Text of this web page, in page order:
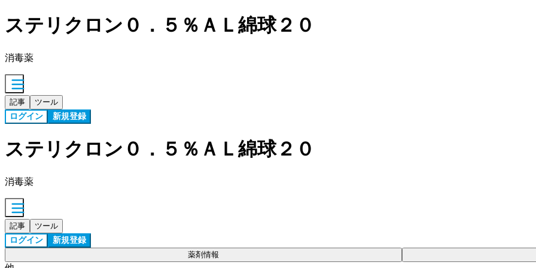
ステリクロン０．５％ＡＬ綿球２０
消毒薬
記事 ツール
ログイン 新規登録
ステリクロン０．５％ＡＬ綿球２０
消毒薬
記事 ツール
ログイン 新規登録
薬剤情報